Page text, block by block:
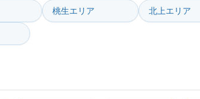
桃生エリア 北上エリア